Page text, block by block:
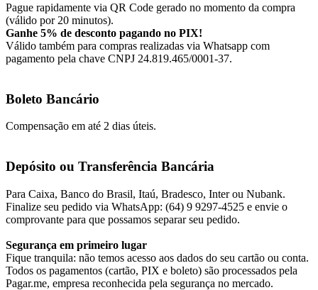
Pague rapidamente via QR Code gerado no momento da compra
(válido por 20 minutos).
Ganhe 5% de desconto pagando no PIX!
Válido também para compras realizadas via Whatsapp com
pagamento pela chave CNPJ 24.819.465/0001-37.
Boleto Bancário
Compensação em até 2 dias úteis.
Depósito ou Transferência Bancária
Para Caixa, Banco do Brasil, Itaú, Bradesco, Inter ou Nubank.
Finalize seu pedido via WhatsApp: (64) 9 9297-4525 e envie o
comprovante para que possamos separar seu pedido.
Segurança em primeiro lugar
Fique tranquila: não temos acesso aos dados do seu cartão ou conta.
Todos os pagamentos (cartão, PIX e boleto) são processados pela
Pagar.me, empresa reconhecida pela segurança no mercado.